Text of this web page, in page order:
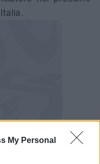
My Personal